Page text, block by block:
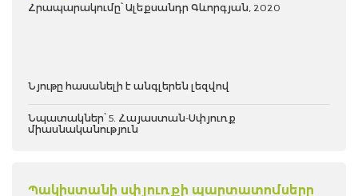
Հրապարակումը՝ Ալեքսանդր Գևորգյան, 2020
Նյութը հասանելի է անգլերեն լեզվով
Նպատակներ՝ 5. Հայաստան-Սփյուռք
միասնականություն
Պակիստանի սփյուռքի պարտատոմսերը